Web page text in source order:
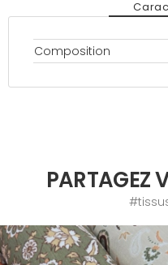
Composition
PARTAGEZ